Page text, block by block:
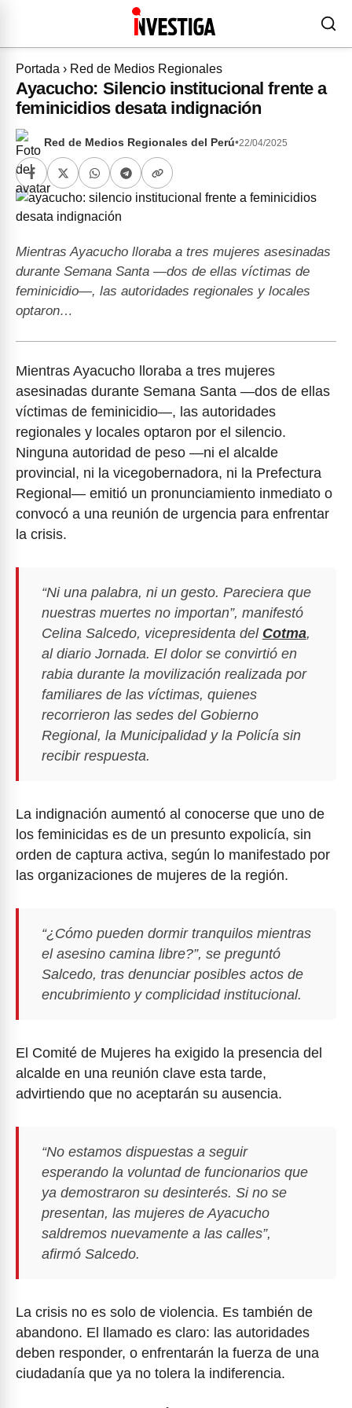
Portada › Red de Medios Regionales
Ayacucho: Silencio institucional frente a
feminicidios desata indignación
Red de Medios Regionales del Perú•22/04/2025
Mientras Ayacucho lloraba a tres mujeres asesinadas
durante Semana Santa —dos de ellas víctimas de
feminicidio—, las autoridades regionales y locales
optaron…
Mientras Ayacucho lloraba a tres mujeres
asesinadas durante Semana Santa —dos de ellas
víctimas de feminicidio—, las autoridades
regionales y locales optaron por el silencio.
Ninguna autoridad de peso —ni el alcalde
provincial, ni la vicegobernadora, ni la Prefectura
Regional— emitió un pronunciamiento inmediato o
convocó a una reunión de urgencia para enfrentar
la crisis.
“Ni una palabra, ni un gesto. Pareciera que
nuestras muertes no importan”, manifestó
Celina Salcedo, vicepresidenta del Cotma,
al diario Jornada. El dolor se convirtió en
rabia durante la movilización realizada por
familiares de las víctimas, quienes
recorrieron las sedes del Gobierno
Regional, la Municipalidad y la Policía sin
recibir respuesta.
La indignación aumentó al conocerse que uno de
los feminicidas es de un presunto expolicía, sin
orden de captura activa, según lo manifestado por
las organizaciones de mujeres de la región.
“¿Cómo pueden dormir tranquilos mientras
el asesino camina libre?”, se preguntó
Salcedo, tras denunciar posibles actos de
encubrimiento y complicidad institucional.
El Comité de Mujeres ha exigido la presencia del
alcalde en una reunión clave esta tarde,
advirtiendo que no aceptarán su ausencia.
“No estamos dispuestas a seguir
esperando la voluntad de funcionarios que
ya demostraron su desinterés. Si no se
presentan, las mujeres de Ayacucho
saldremos nuevamente a las calles”,
afirmó Salcedo.
La crisis no es solo de violencia. Es también de
abandono. El llamado es claro: las autoridades
deben responder, o enfrentarán la fuerza de una
ciudadanía que ya no tolera la indiferencia.